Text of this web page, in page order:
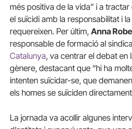
més positiva de la vida” i a
el suïcidi amb la responsabilitat i
requereixen. Per últim, Anna
responsable de formació al
Catalunya, va centrar el debat en
gènere, destacant que “hi ha
intenten suïcidar-se, que
els homes se suïciden
La jornada va acollir algunes